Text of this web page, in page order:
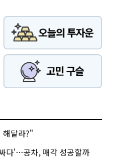
해달라?"
다'…공차, 매각 성공할까